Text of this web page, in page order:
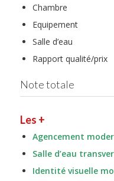
Salle
Rapport
Note
Les +
Agencement
Salle d’eau
Identité visuelle